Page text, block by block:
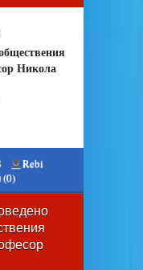
Никола
Rebi
(0)